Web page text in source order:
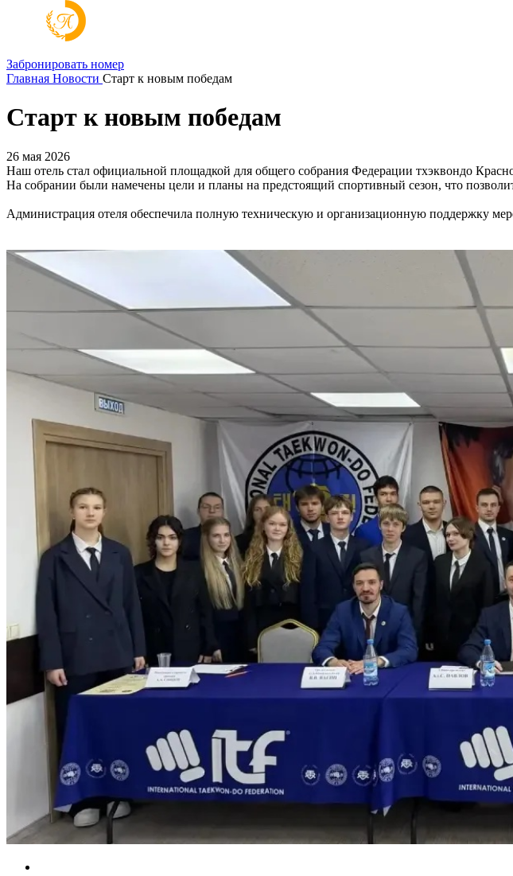
Забронировать номер
Главная Новости Старт к новым победам
Старт к новым победам
26 мая 2026
Наш отель стал официальной площадкой для общего собрания Федерации тхэквондо
На собрании были намечены цели и планы на предстоящий спортивный сезон, что
Администрация отеля обеспечила полную техническую и организационную поддержку